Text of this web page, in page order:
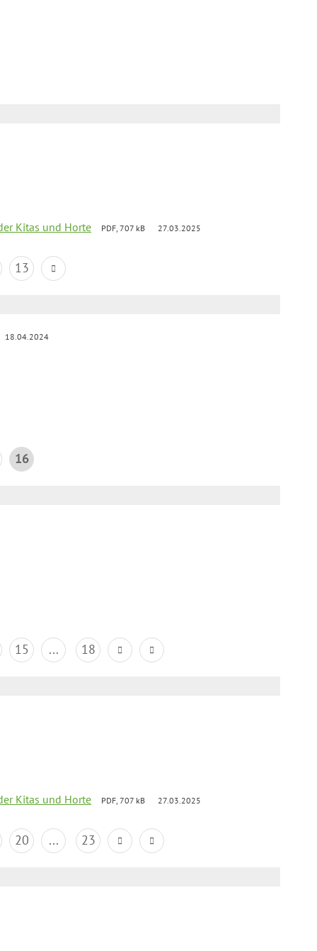
Kitas und Horte PDF, 707 kB 27.03.2025
13
18.04.2024
16
15 ... 18
Kitas und Horte PDF, 707 kB 27.03.2025
20 ... 23